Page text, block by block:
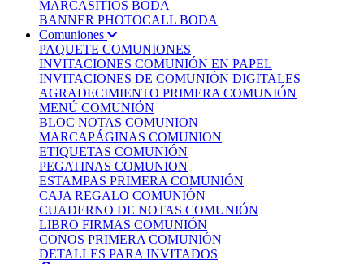
MARCASITIOS BODA
BANNER PHOTOCALL BODA
Comuniones
PAQUETE COMUNIONES
INVITACIONES COMUNIÓN EN PAPEL
INVITACIONES DE COMUNIÓN DIGITALES
AGRADECIMIENTO PRIMERA COMUNIÓN
MENÚ COMUNIÓN
BLOC NOTAS COMUNION
MARCAPÁGINAS COMUNION
ETIQUETAS COMUNIÓN
PEGATINAS COMUNION
ESTAMPAS PRIMERA COMUNIÓN
CAJA REGALO COMUNIÓN
CUADERNO DE NOTAS COMUNIÓN
LIBRO FIRMAS COMUNIÓN
CONOS PRIMERA COMUNIÓN
DETALLES PARA INVITADOS